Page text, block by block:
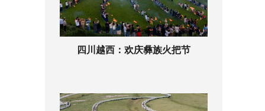
四川越西：欢庆彝族火把节